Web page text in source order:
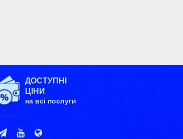
ДОСТУПНІ
ЦІНИ
на всі послуги